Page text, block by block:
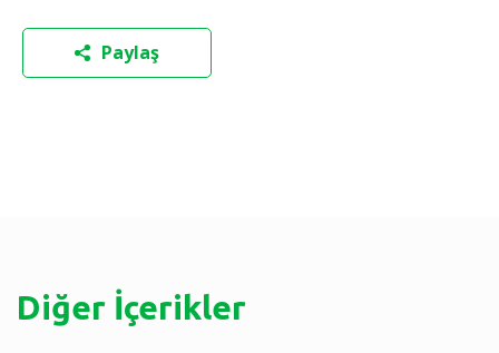
Paylaş
Diğer İçerikler